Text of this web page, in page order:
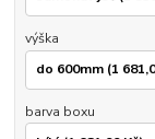
výška
barva boxu